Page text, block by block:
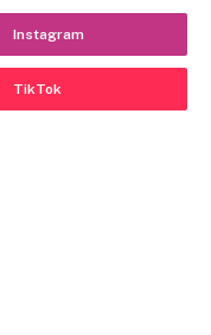
Instagram
TikTok